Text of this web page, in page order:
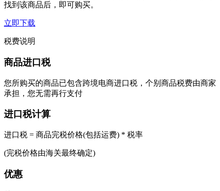
找到该商品后，即可购买。
立即下载
税费说明
商品进口税
您所购买的商品已包含跨境电商进口税，个别商品税费由商家
承担，您无需再行支付
进口税计算
进口税 = 商品完税价格(包括运费) * 税率
(完税价格由海关最终确定)
优惠